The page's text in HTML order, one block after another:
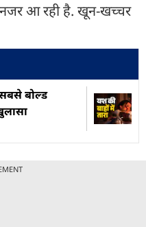
आ रही है. खून-खच्चर
बोल्ड